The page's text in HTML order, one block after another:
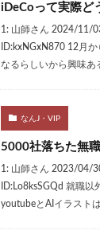
iDeCoって実際ど
1: 山師さん 2024/11/
ID:kxNGxN870 12月
なるらしいから興味あ
なんJ・VIP
5000社落ちた無
1: 山師さん 2023/04/
ID:Lo8ksSGQd 就職
youtubeとAIイラスト